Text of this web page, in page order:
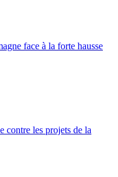
face à la forte hausse
contre les projets de la